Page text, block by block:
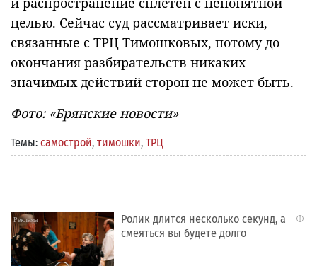
целью. Сейчас суд рассматривает иски,
связанные с ТРЦ Тимошковых, потому до
окончания разбирательств никаких
значимых действий сторон не может быть.
Фото: «Брянские новости»
Темы: самострой, тимошки, ТРЦ
i
Ролик длится несколько секунд, а
смеяться вы будете долго